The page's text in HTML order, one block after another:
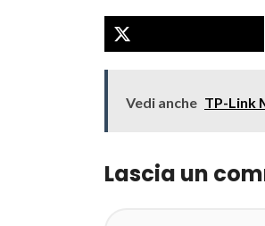
Vedi anche TP-Link
Lascia un